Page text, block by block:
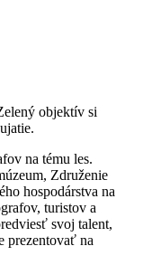
objektív si
na tému les.
Združenie
hospodárstva na
turistov a
svoj talent,
prezentovať na